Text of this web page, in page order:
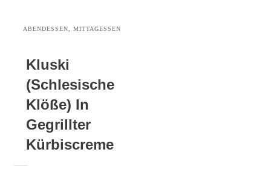
ABENDESSEN, MITTAGESSEN
Kluski
(Schlesische
Klöße) In
Gegrillter
Kürbiscreme